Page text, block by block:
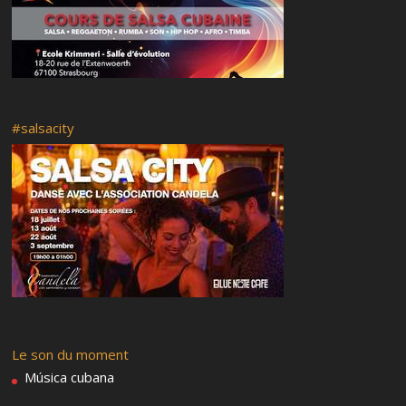
#salsacity
Le son du moment
Música cubana